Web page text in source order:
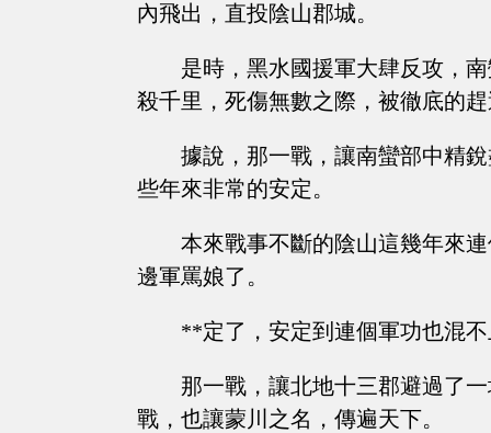
內飛出，直投陰山郡城。
是時，黑水國援軍大肆反攻，
殺千里，死傷無數之際，被徹底的
據說，那一戰，讓南蠻部中精
些年來非常的安定。
本來戰事不斷的陰山這幾年來
邊軍罵娘了。
**定了，安定到連個軍功也混
那一戰，讓北地十三郡避過了
戰，也讓蒙川之名，傳遍天下。